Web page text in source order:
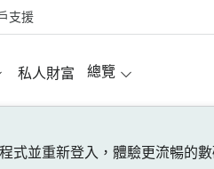
支援
私人財富 總覽
式並重新登入，體驗更流暢的數